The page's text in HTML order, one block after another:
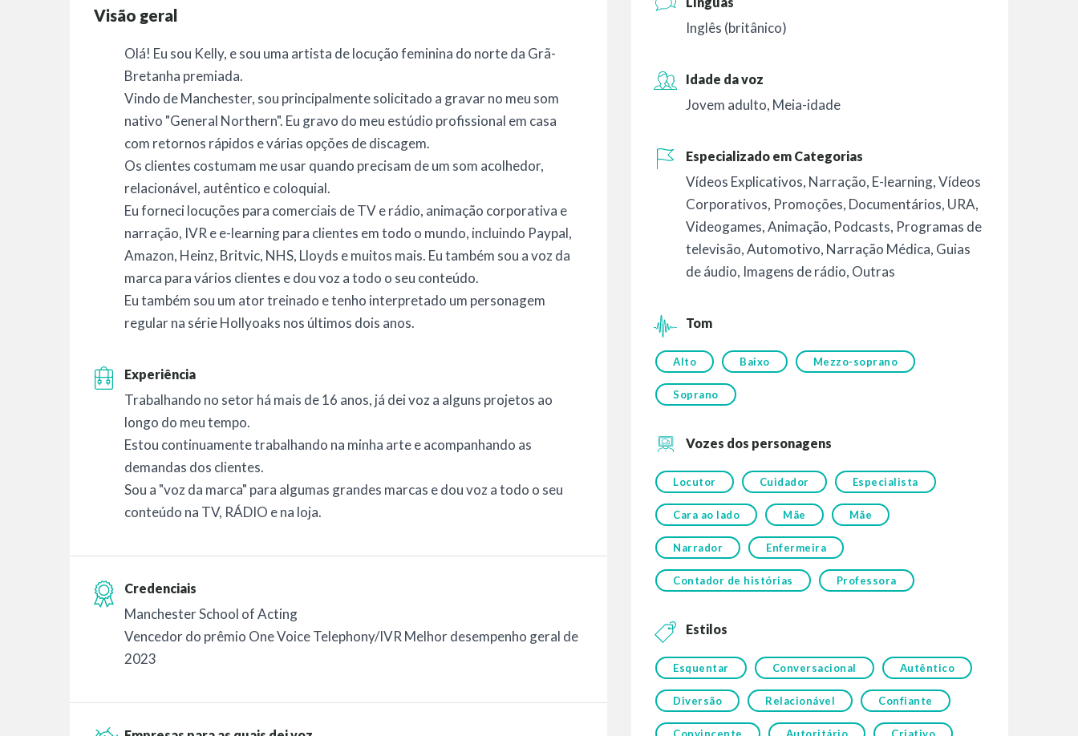
Visão geral
Olá! Eu sou Kelly, e sou uma artista de locução feminina do norte da Grã-
Bretanha premiada.
Vindo de Manchester, sou principalmente solicitado a gravar no meu som
nativo "General Northern". Eu gravo do meu estúdio profissional em casa
com retornos rápidos e várias opções de discagem.
Os clientes costumam me usar quando precisam de um som acolhedor,
relacionável, autêntico e coloquial.
Eu forneci locuções para comerciais de TV e rádio, animação corporativa e
narração, IVR e e-learning para clientes em todo o mundo, incluindo Paypal,
Amazon, Heinz, Britvic, NHS, Lloyds e muitos mais. Eu também sou a voz da
marca para vários clientes e dou voz a todo o seu conteúdo.
Eu também sou um ator treinado e tenho interpretado um personagem
regular na série Hollyoaks nos últimos dois anos.
Experiência
Trabalhando no setor há mais de 16 anos, já dei voz a alguns projetos ao
longo do meu tempo.
Estou continuamente trabalhando na minha arte e acompanhando as
demandas dos clientes.
Sou a "voz da marca" para algumas grandes marcas e dou voz a todo o seu
conteúdo na TV, RÁDIO e na loja.
Credenciais
Manchester School of Acting
Vencedor do prêmio One Voice Telephony/IVR Melhor desempenho geral de
2023
Inglês (britânico)
Idade da voz
Jovem adulto, Meia-idade
Especializado em Categorias
Vídeos Explicativos, Narração, E-learning,Vídeos
Corporativos, Promoções, Documentários, URA,
Videogames,Animação, Podcasts, Programas de
televisão,Automotivo, Narração Médica, Guias
de áudio, Imagens de rádio, Outras
Tom
Alto Baixo Mezzo-soprano
Soprano
Vozes dos personagens
Locutor Cuidador Especialista
Cara ao lado Mãe Mãe
Narrador Enfermeira
Contador de histórias Professora
Estilos
Esquentar Conversacional Autêntico
Diversão Relacionável Confiante